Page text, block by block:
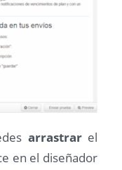
arrastrarel
en el diseñador